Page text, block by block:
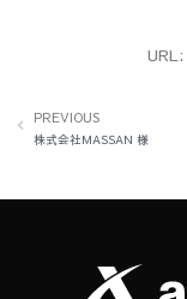
URL:
PREVIOUS
株式会社MASSAN 様